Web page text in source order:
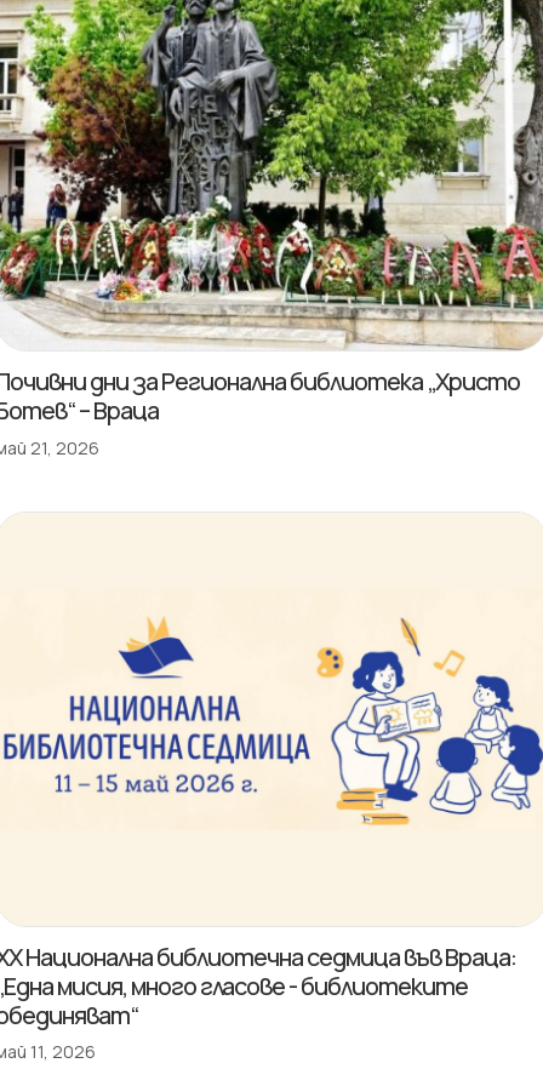
дни за Регионална библиотека „Христо
– Враца
21, 2026
Национална библиотечна седмица във Враца:
мисия, много гласове - библиотеките
11, 2026